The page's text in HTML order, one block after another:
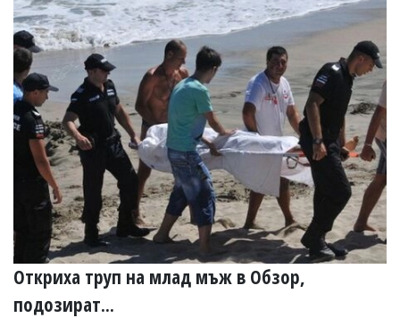
Откриха труп на млад мъж в Обзор,
подозират...